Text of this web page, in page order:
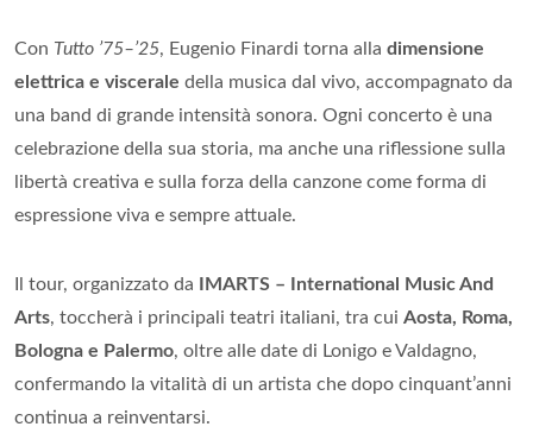
Con Tutto ’75–’25, Eugenio Finardi torna alla dimensione
elettrica e viscerale della musica dal vivo, accompagnato da
una band di grande intensità sonora. Ogni concerto è una
celebrazione della sua storia, ma anche una riflessione sulla
libertà creativa e sulla forza della canzone come forma di
espressione viva e sempre attuale.
Il tour, organizzato da
IMARTS – International Music And
Arts, toccherà i principali teatri italiani, tra cui Aosta, Roma,
Bologna e Palermo, oltre alle date di Lonigo e Valdagno,
confermando la vitalità di un artista che dopo cinquant’anni
continua a reinventarsi.